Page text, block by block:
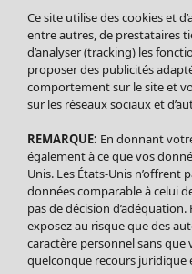
Soldes Vêtements
Tous les vêtements
Robes
Tuniques
Blouses
Tops
Gilets
Pantalon
Jupes
Ce site utilise des cookies et
entre autres, de prestataires
d’analyser (tracking) les
proposer des publicités
comportement sur le site et
sur les réseaux sociaux et
REMARQUE: En donnant
également à ce que vos
Unis. Les États-Unis
données comparable à celui
pas de décision
exposez au risque que des
caractère personnel sans que
quelconque recours juridique